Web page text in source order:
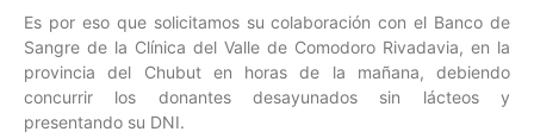
Es por eso que solicitamos su colaboración con el Banco de
Sangre de la Clínica del Valle de Comodoro Rivadavia, en la
provincia del Chubut en horas de la mañana, debiendo
concurrir los donantes desayunados sin lácteos y
presentando su DNI.